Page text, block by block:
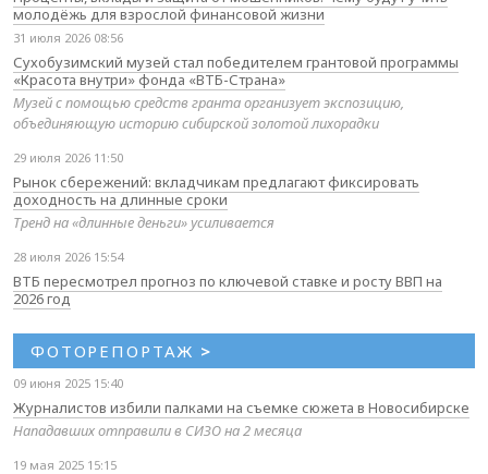
молодёжь для взрослой финансовой жизни
31 июля 2026 08:56
Сухобузимский музей стал победителем грантовой программы
«Красота внутри» фонда «ВТБ-Страна»
Музей с помощью средств гранта организует экспозицию,
объединяющую историю сибирской золотой лихорадки
29 июля 2026 11:50
Рынок сбережений: вкладчикам предлагают фиксировать
доходность на длинные сроки
Тренд на «длинные деньги» усиливается
28 июля 2026 15:54
ВТБ пересмотрел прогноз по ключевой ставке и росту ВВП на
2026 год
ФОТОРЕПОРТАЖ >
09 июня 2025 15:40
Журналистов избили палками на съемке сюжета в Новосибирске
Нападавших отправили в СИЗО на 2 месяца
19 мая 2025 15:15